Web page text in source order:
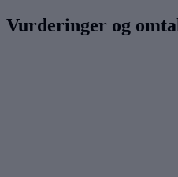
Vurderinger og